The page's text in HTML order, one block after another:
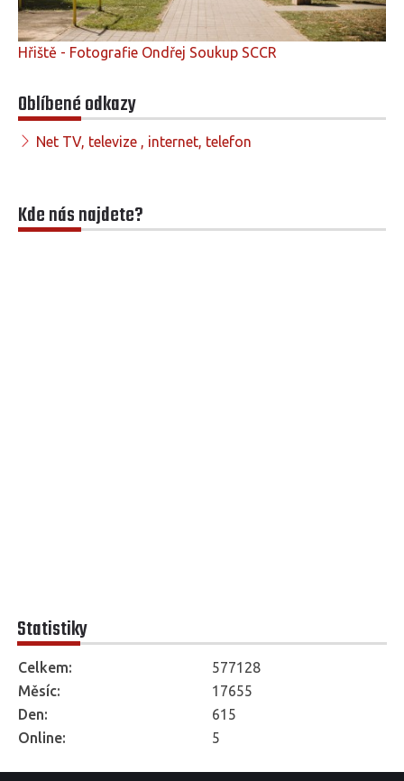
Hřiště - Fotografie Ondřej Soukup SCCR
Oblíbené odkazy
Net TV, televize , internet, telefon
Kde nás najdete?
Statistiky
Online: 5
Celkem:
577128
Měsíc:
17655
Den:
615